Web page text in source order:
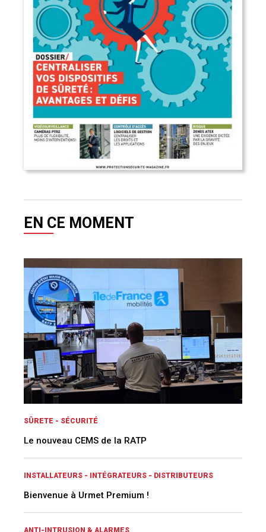
EN CE MOMENT
SÛRETE - SÉCURITÉ
Le nouveau CEMS de la RATP
INSTALLATEURS - INTÉGRATEURS - DISTRIBUTEURS
Bienvenue à Urmet Premium !
ANTI-INTRUSION & ALARMES